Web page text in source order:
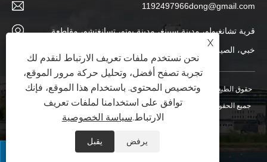
1192497966dong@gmail.com
قرية تشانغبولو، مدينة سيينغ، مدينة بوتو، تسانغتشو، مقاطعة
خبي، الصين
حقوق الطبع والنشر © 2025 شركة Hebei Ketong لمعدات حماية البيئة المحدودة.
جميع الحقوق محفوظة.
Links |Sitemap| RSS|XML
|سياسة الخصوصية
X
نحن نستخدم ملفات تعريف الارتباط لنقدم لك
تجربة تصفح أفضل، وتحليل حركة مرور الموقع،
وتخصيص المحتوى. باستخدام هذا الموقع، فإنك
توافق على استخدامنا لملفات تعريف
الارتباط.سياسة الخصوصية
يرفض يقبل